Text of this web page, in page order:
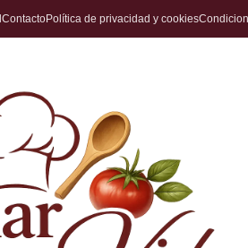
ContactoPolítica de privacidad y cookies